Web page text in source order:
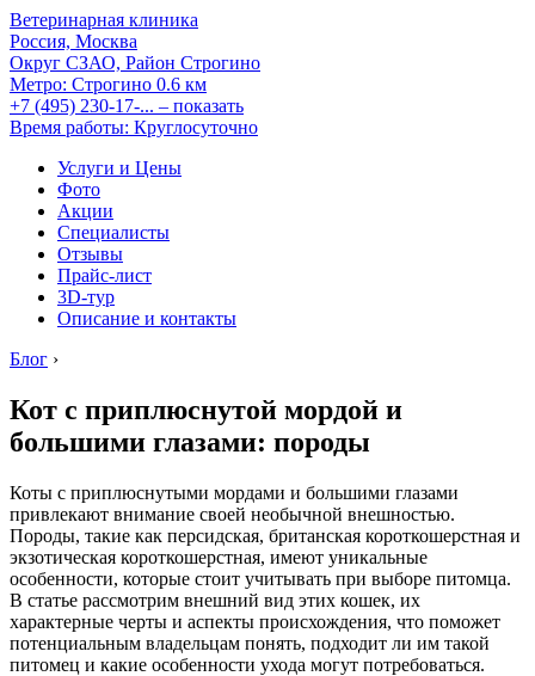
Ветеринарная клиника
Россия, Москва
Округ СЗАО, Район Строгино
Метро: Строгино 0.6 км
+7 (495) 230-17-... – показать
Время работы: Круглосуточно
Услуги и Цены
Фото
Акции
Специалисты
Отзывы
Прайс-лист
3D-тур
Описание и контакты
Блог ›
Кот с приплюснутой мордой и
большими глазами: породы
Коты с приплюснутыми мордами и большими глазами
привлекают внимание своей необычной внешностью.
Породы, такие как персидская, британская короткошерстная и
экзотическая короткошерстная, имеют уникальные
особенности, которые стоит учитывать при выборе питомца.
В статье рассмотрим внешний вид этих кошек, их
характерные черты и аспекты происхождения, что поможет
потенциальным владельцам понять, подходит ли им такой
питомец и какие особенности ухода могут потребоваться.